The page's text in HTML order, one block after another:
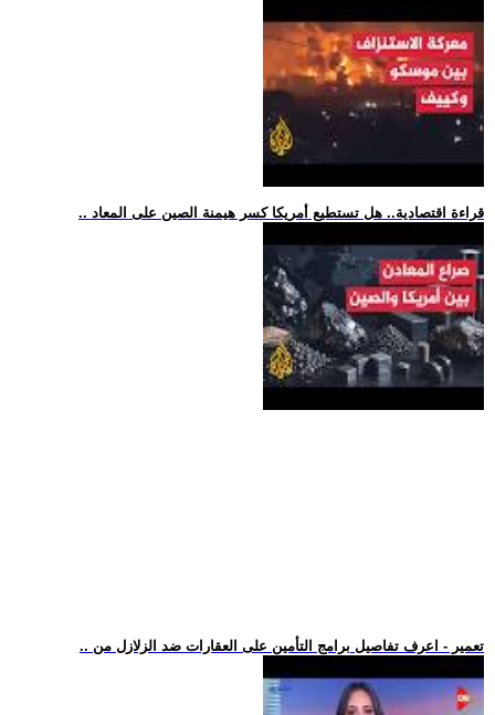
.. قراءة اقتصادية.. هل تستطيع أمريكا كسر هيمنة الصين على المعاد
.. تعمير - اعرف تفاصيل برامج التأمين على العقارات ضد الزلازل من